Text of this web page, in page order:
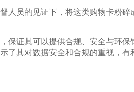
员的见证下，将这类购物卡粉
证其可以提供合规、安全与环
其对数据安全和合规的重视，有